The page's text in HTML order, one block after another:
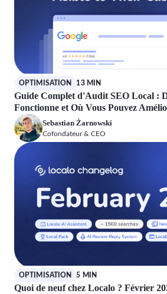
OPTIMISATION 13 MIN
Guide Complet d'Audit SEO Local :
Fonctionne et Où Vous Pouvez
Sebastian Żarnowski
Cofondateur & CEO
OPTIMISATION 5 MIN
Quoi de neuf chez Localo ? Février